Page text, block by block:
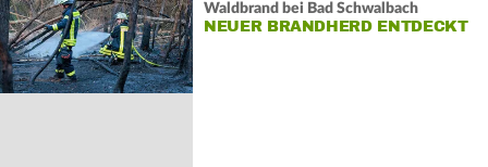
Waldbrand bei Bad Schwalbach
NEUER BRANDHERD ENTDECKT